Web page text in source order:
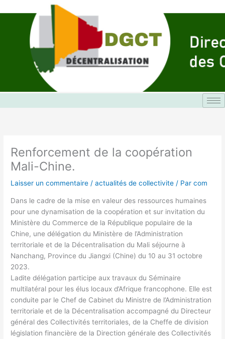
au
Renforcement de la coopération
Mali-Chine.
Laisser un commentaire /actualités de collectivite / Parcom
Dans le cadre de la mise en valeur des ressources humaines
pour une dynamisation de la coopération et sur invitation du
Ministère du Commerce de la République populaire de la
Chine, une délégation du Ministère de l’Administration
territoriale et de la Décentralisation du Mali séjourne à
Nanchang, Province du Jiangxi (Chine) du 10 au 31 octobre
2023.
Ladite délégation participe aux travaux du Séminaire
multilatéral pour les élus locaux d’Afrique francophone. Elle est
conduite par le Chef de Cabinet du Ministre de l’Administration
territoriale et de la Décentralisation accompagné du Directeur
général des Collectivités territoriales, de la Cheffe de division
législation financière de la Direction générale des Collectivités